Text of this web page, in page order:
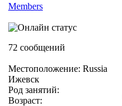
Members
72 сообщений
Местоположение: Russia
Ижевск
Род занятий:
Возраст: